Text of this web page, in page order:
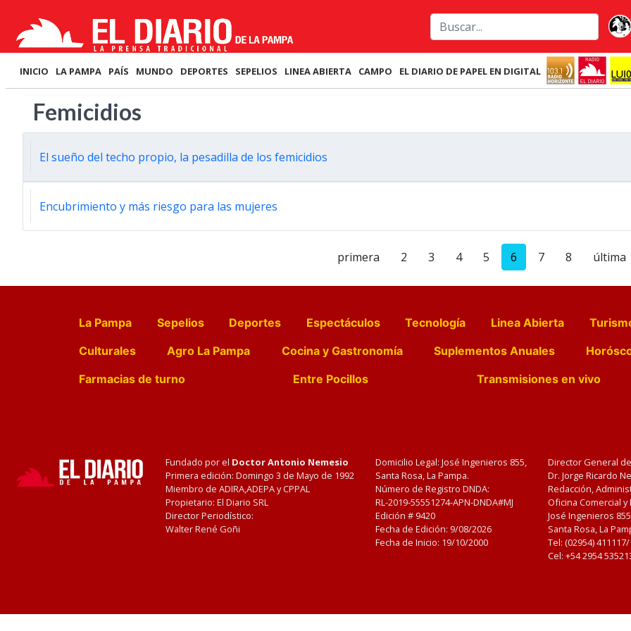
INICIO LA PAMPA PAÍS MUNDO DEPORTES SEPELIOS LINEA ABIERTA CAMPO EL DIARIO DE PAPEL EN DIGITAL
Femicidios
El sueño del techo propio, la pesadilla de los femicidios
Encubrimiento y más riesgo para las mujeres
primera 2 3 4 5 6 7 8 última
La Pampa Sepelios Deportes Espectáculos Tecnología Linea Abierta
Culturales
Agro La Pampa Cocina y Gastronomía Suplementos Anuales
Farmacias de turno
Entre Pocillos Transmisiones en vivo
Fundado por el Doctor Antonio Nemesio
Primera edición: Domingo 3 de Mayo de 1992
Miembro de ADIRA,ADEPA y CPPAL
Propietario: El Diario SRL
Director Periodístico:
Walter René Goñi
Domicilio Legal: José Ingenieros 855,
Santa Rosa, La Pampa.
Número de Registro DNDA:
RL-2019-55551274-APN-DNDA#MJ
Edición # 9420
Fecha de Edición: 9/08/2026
Fecha de Inicio: 19/10/2000
Director General
Dr. Jorge Ricardo
Redacción,
Oficina Comercial
José Ingenieros
Santa Rosa, La
Tel: (02954)
Cel: +54 2954